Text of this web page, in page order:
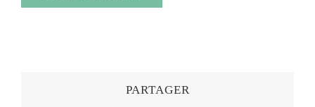
PARTAGER